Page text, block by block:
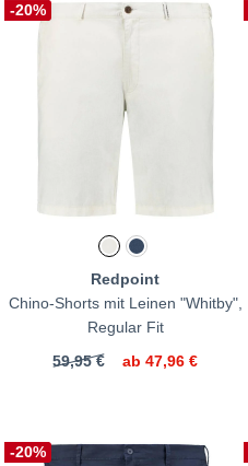
-20%
Redpoint
Chino-Shorts mit Leinen "Whitby",
Regular Fit
59,95 €
ab 47,96 €
-20%